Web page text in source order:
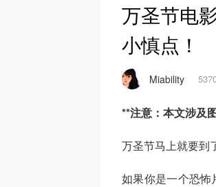
万圣节电
小慎点！
Miability
**注意：本文涉及
万圣节马上就要到
如果你是一个恐